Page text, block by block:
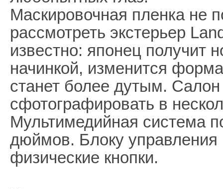
Маскировочная пленка не
рассмотреть экстерьер
известно: японец получит
начинкой, изменится
станет более дутым.
сфотографировать в
Мультимедийная система
дюймов. Блоку управления
физические кнопки.